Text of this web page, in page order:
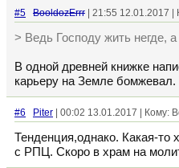
#5 BooldozErrr | 21:55 12.01.2017 |
> Ведь Господу жить негде,
В одной древней книжке
карьеру на Земле бомжевал.
#6 Piter | 00:02 13.01.2017 | Кому:
Тенденция,однако. Какая-то
с РПЦ. Скоро в храм на